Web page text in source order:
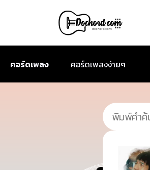
คอร์ดเพลง คอร์ดเพลงง่ายๆ